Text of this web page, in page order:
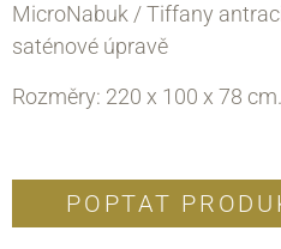
MicroNabuk / Tiffany
saténové úpravě
Rozměry: 220 х 100 х 78 cm.
POPTAT